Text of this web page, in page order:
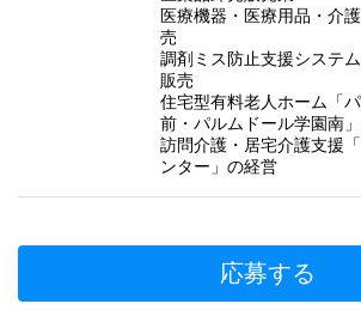
医療機器・医療用品・介
売
調剤ミス防止支援システ
販売
住宅型有料老人ホーム「
前・パルムドール学園南
訪問介護・居宅介護支援
ンター」の経営
応募する